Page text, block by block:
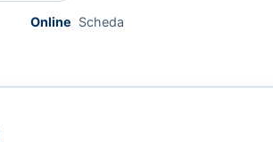
Online Scheda